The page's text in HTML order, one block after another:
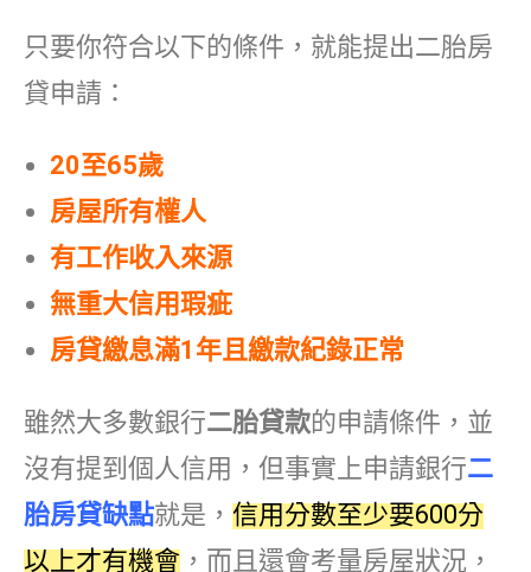
只要你符合以下的條件，就能提出二胎房
貸申請：
20至65歲
房屋所有權人
有工作收入來源
無重大信用瑕疵
房貸繳息滿1年且繳款紀錄正常
雖然大多數銀行二胎貸款的申請條件，並
沒有提到個人信用，但事實上申請銀行二
胎房貸缺點就是， 信用分數至少要600分
以上才有機會 ，而且還會考量房屋狀況，